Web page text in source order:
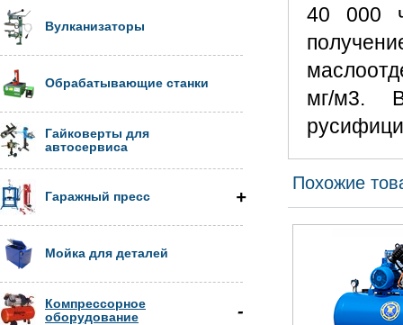
40 000
мг/м3. В
Похожие
Вулканизаторы
Обрабатывающие станки
Гайковерты для
автосервиса
Гаражный пресс
Мойка для деталей
Компрессорное
оборудование